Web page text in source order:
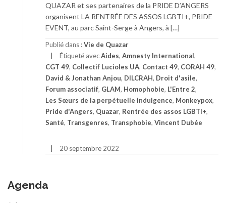
QUAZAR et ses partenaires de la PRIDE D’ANGERS
organisent LA RENTRÉE DES ASSOS LGBTI+, PRIDE
EVENT, au parc Saint-Serge à Angers, à […]
Publié dans :Vie de Quazar
Étiqueté avecAides, Amnesty International,
CGT 49, Collectif Lucioles UA, Contact 49, CORAH 49,
David & Jonathan Anjou, DILCRAH, Droit d'asile,
Forum associatif, GLAM, Homophobie, L'Entre 2,
Les Sœurs de la perpétuelle indulgence, Monkeypox,
Pride d'Angers, Quazar, Rentrée des assos LGBTI+,
Santé, Transgenres, Transphobie, Vincent Dubée
20 septembre 2022
Agenda